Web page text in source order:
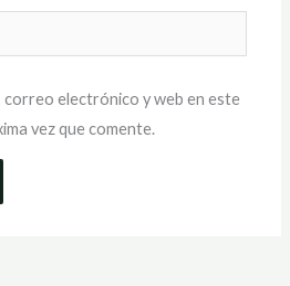
correo electrónico y web en este
vez que comente.